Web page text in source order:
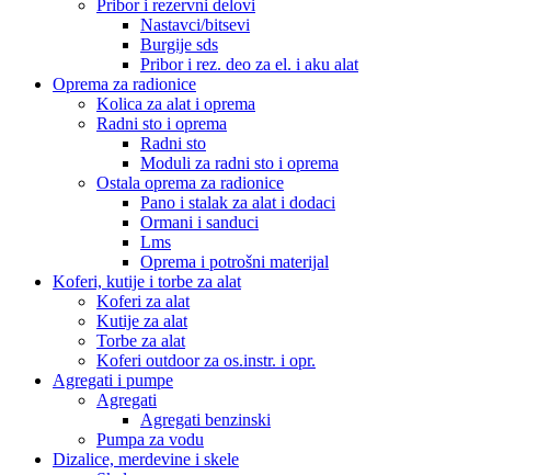
Pribor i rezervni delovi
Nastavci/bitsevi
Burgije sds
Pribor i rez. deo za el. i aku alat
Oprema za radionice
Kolica za alat i oprema
Radni sto i oprema
Radni sto
Moduli za radni sto i oprema
Ostala oprema za radionice
Pano i stalak za alat i dodaci
Ormani i sanduci
Lms
Oprema i potrošni materijal
Koferi, kutije i torbe za alat
Koferi za alat
Kutije za alat
Torbe za alat
Koferi outdoor za os.instr. i opr.
Agregati i pumpe
Agregati
Agregati benzinski
Pumpa za vodu
Dizalice, merdevine i skele